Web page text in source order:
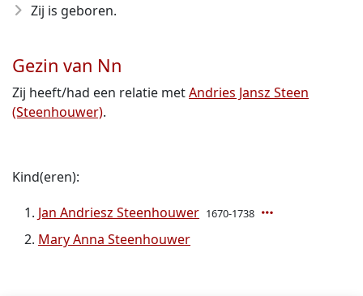
Zij is geboren.
Gezin van Nn
Zij heeft/had een relatie metAndries Jansz Steen
(Steenhouwer).
Kind(eren):
Jan Andriesz Steenhouwer 1670-1738
Mary Anna Steenhouwer